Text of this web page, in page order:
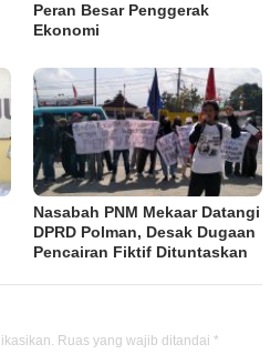
Peran Besar Penggerak
Ekonomi
Nasabah PNM Mekaar Datangi
DPRD Polman, Desak Dugaan
Pencairan Fiktif Dituntaskan
Ruas yang wajib ditandai *